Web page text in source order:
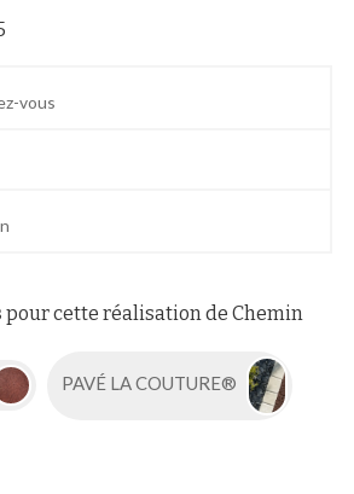
vous
pour cette réalisation de Chemin
PAVÉ LA COUTURE®